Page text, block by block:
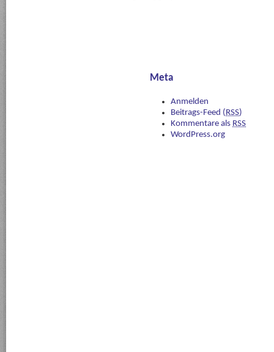
Meta
Anmelden
Beitrags-Feed ( RSS)
Kommentare als RSS
WordPress.org